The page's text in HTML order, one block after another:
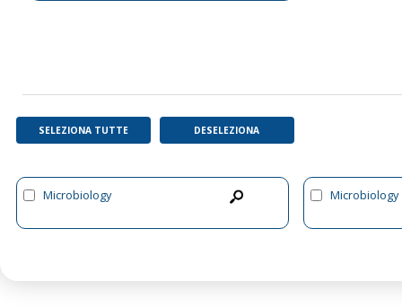
SELEZIONA TUTTE DESELEZIONA
Microbiology Microbiology